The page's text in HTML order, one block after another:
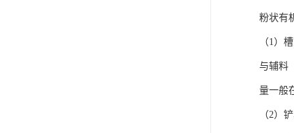
粉状有
（1）
与辅料
量一般
（2）